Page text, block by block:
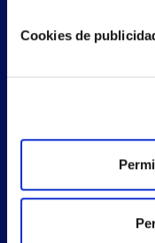
Cookies de
¿Eres cliente
Información básica sobre
Finalidad: Sus datos serán